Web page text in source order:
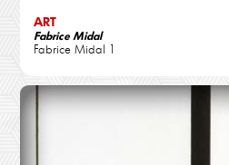
ART
Fabrice Midal
Fabrice Midal 1